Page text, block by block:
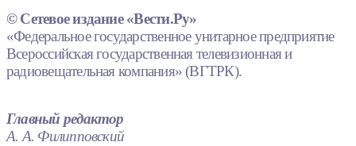
© Сетевое издание «Вести.Ру»
«Федеральное государственное унитарное предприятие
Всероссийская государственная телевизионная и
радиовещательная компания» (ВГТРК).
Главный редактор
А. А. Филипповский